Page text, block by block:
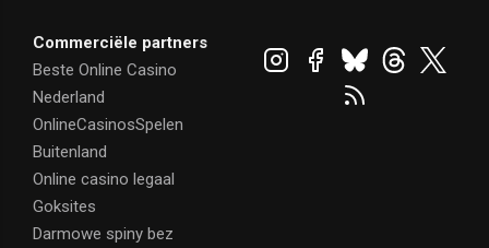
Commerciële partners
Beste Online Casino
Nederland
OnlineCasinosSpelen
Buitenland
Online casino legaal
Goksites
Darmowe spiny bez